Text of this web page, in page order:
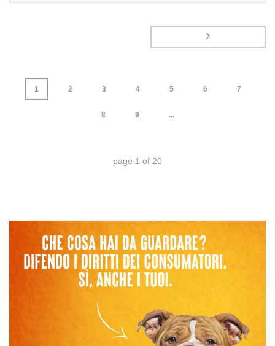
1 2 3 4 5 6 7
8 9 ...
page 1 of 20